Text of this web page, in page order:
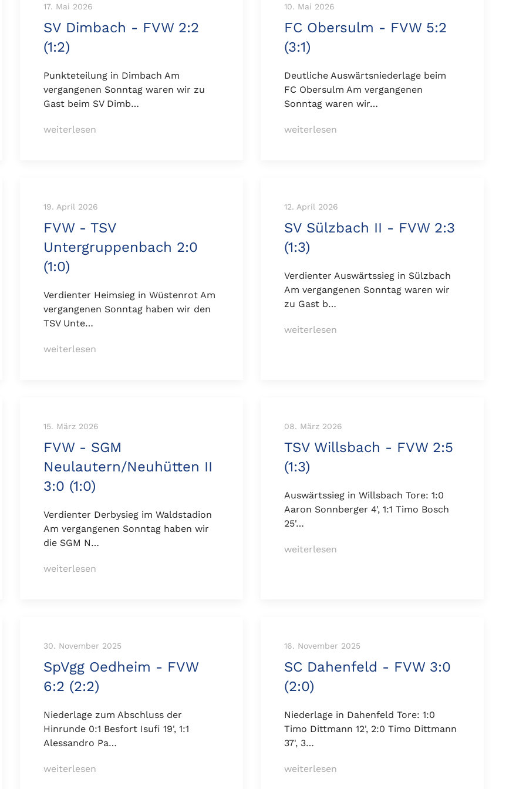
17. Mai 2026
SV Dimbach - FVW 2:2
(1:2)
Punkteteilung in Dimbach Am
vergangenen Sonntag waren wir zu
Gast beim SV Dimb…
weiterlesen
10. Mai 2026
FC Obersulm - FVW 5:2
(3:1)
Deutliche Auswärtsniederlage beim
FC Obersulm Am vergangenen
Sonntag waren wir…
weiterlesen
19. April 2026
FVW - TSV
Untergruppenbach 2:0
(1:0)
Verdienter Heimsieg in Wüstenrot Am
vergangenen Sonntag haben wir den
TSV Unte…
weiterlesen
12. April 2026
SV Sülzbach II - FVW 2:3
(1:3)
Verdienter Auswärtssieg in Sülzbach
Am vergangenen Sonntag waren wir
zu Gast b…
weiterlesen
15. März 2026
FVW - SGM
Neulautern/Neuhütten II
3:0 (1:0)
Verdienter Derbysieg im Waldstadion
Am vergangenen Sonntag haben wir
die SGM N…
weiterlesen
08. März 2026
TSV Willsbach - FVW 2:5
(1:3)
Auswärtssieg in Willsbach Tore: 1:0
Aaron Sonnberger 4', 1:1 Timo Bosch
25'…
weiterlesen
30. November 2025
SpVgg Oedheim - FVW
6:2 (2:2)
Niederlage zum Abschluss der
Hinrunde 0:1 Besfort Isufi 19', 1:1
Alessandro Pa…
weiterlesen
16. November 2025
SC Dahenfeld - FVW 3:0
(2:0)
Niederlage in Dahenfeld Tore: 1:0
Timo Dittmann 12', 2:0 Timo Dittmann
37', 3…
weiterlesen